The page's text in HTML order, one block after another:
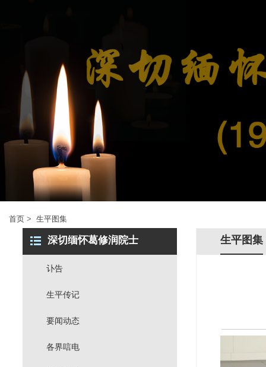
首页 > 生平图集
深切缅怀葛修润院士
讣告
生平传记
要闻动态
各界唁电
生平图集